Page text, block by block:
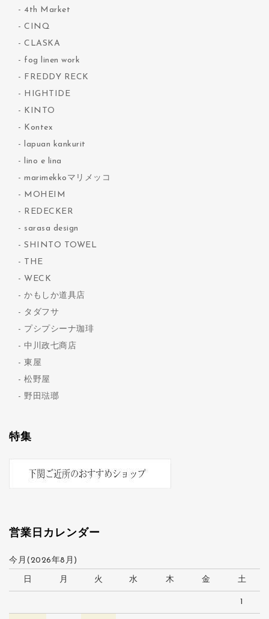
4th Market
CINQ
CLASKA
fog linen work
FREDDY RECK
HIGHTIDE
KINTO
Kontex
lapuan kankurit
lino e lina
marimekkoマリメッコ
MOHEIM
REDECKER
sarasa design
SHINTO TOWEL
THE
WECK
かもしか道具店
タダフサ
プシプシーナ珈琲
中川政七商店
東屋
松野屋
野田琺瑯
特集
営業日カレンダー
今月(2026年8月)
日 月 火 水 木 金 土
1